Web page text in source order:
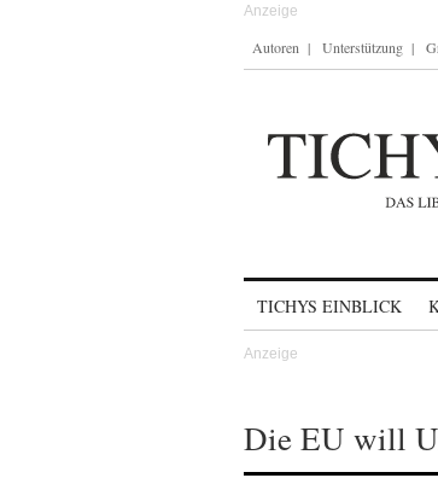
Autoren Unterstützung
TICHYS EINBLICK
Die EU will